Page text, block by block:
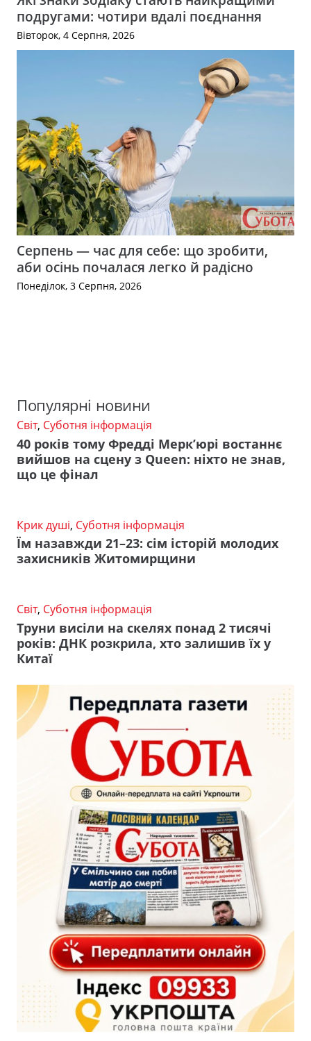
подругами: чотири вдалі поєднання
Вівторок, 4 Серпня, 2026
Серпень — час для себе: що зробити,
аби осінь почалася легко й радісно
Понеділок, 3 Серпня, 2026
Популярні новини
Світ, Суботня інформація
40 років тому Фредді Мерк’юрі востаннє
вийшов на сцену з Queen: ніхто не знав,
що це фінал
Крик душі, Суботня інформація
Їм назавжди 21–23: сім історій молодих
захисників Житомирщини
Світ, Суботня інформація
Труни висіли на скелях понад 2 тисячі
років: ДНК розкрила, хто залишив їх у
Китаї